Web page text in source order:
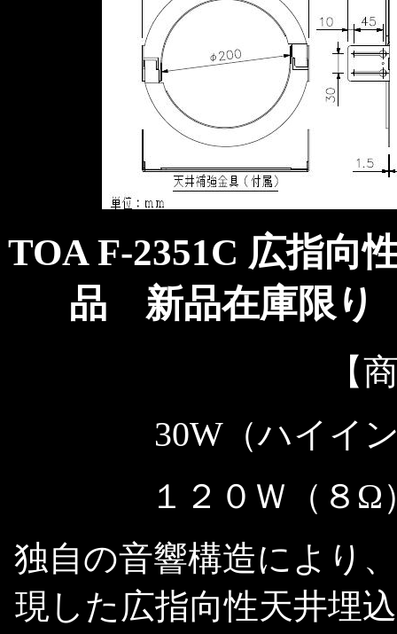
TOA F-2351C 広指向
品 新品在庫限り
【
30W （ハイイ
１２０Ｗ（８
独自の音響構造により
現した広指向性天井埋